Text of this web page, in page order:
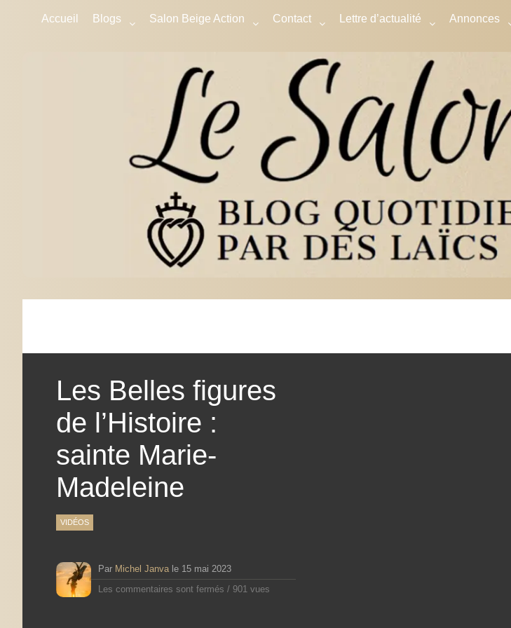
Accueil Blogs Salon Beige Action Contact Lettre d’actualité Annonces
Les Belles figures
de l’Histoire :
sainte Marie-
Madeleine
VIDÉOS
Par Michel Janva le 15 mai 2023
Les commentaires sont fermés / 901 vues